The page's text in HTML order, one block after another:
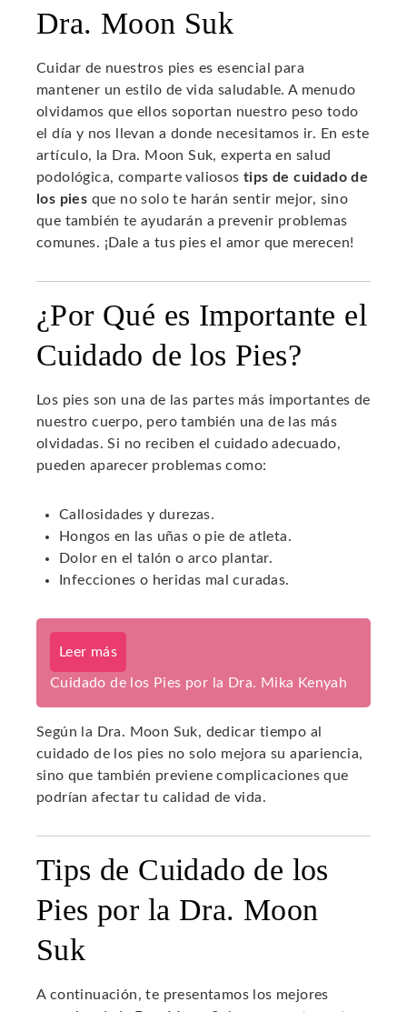
Dra. Moon Suk
Cuidar de nuestros pies es esencial para
mantener un estilo de vida saludable. A menudo
olvidamos que ellos soportan nuestro peso todo
el día y nos llevan a donde necesitamos ir. En este
artículo, la Dra. Moon Suk, experta en salud
podológica, comparte valiosos tips de cuidado de
los pies que no solo te harán sentir mejor, sino
que también te ayudarán a prevenir problemas
comunes. ¡Dale a tus pies el amor que merecen!
¿Por Qué es Importante el
Cuidado de los Pies?
Los pies son una de las partes más importantes de
nuestro cuerpo, pero también una de las más
olvidadas. Si no reciben el cuidado adecuado,
pueden aparecer problemas como:
Callosidades y durezas.
Hongos en las uñas o pie de atleta.
Dolor en el talón o arco plantar.
Infecciones o heridas mal curadas.
Leer más
Cuidado de los Pies por la Dra. Mika Kenyah
Según la Dra. Moon Suk, dedicar tiempo al
cuidado de los pies no solo mejora su apariencia,
sino que también previene complicaciones que
podrían afectar tu calidad de vida.
Tips de Cuidado de los
Pies por la Dra. Moon
Suk
A continuación, te presentamos los mejores